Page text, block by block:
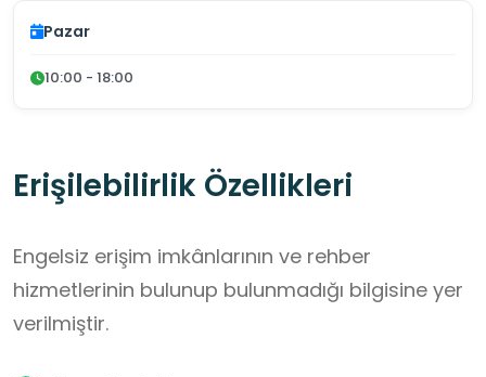
Pazar
10:00 - 18:00
Erişilebilirlik Özellikleri
Engelsiz erişim imkânlarının ve rehber
hizmetlerinin bulunup bulunmadığı bilgisine yer
verilmiştir.